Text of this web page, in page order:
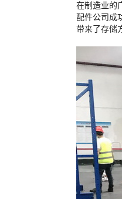
在制造业的
配件公司成
带来了存储